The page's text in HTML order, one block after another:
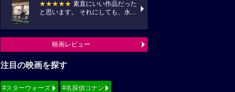
★★★★★ 素直にいい作品だった
と思います。 それにしても、永...
映画レビュー
注目の映画を探す
#スターウォーズ #名探偵コナン